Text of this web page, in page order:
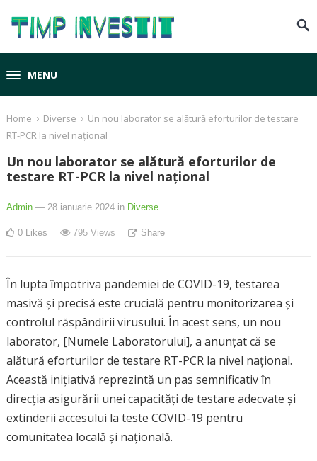
MENU
Home › Diverse › Un nou laborator se alătură eforturilor de testare
RT-PCR la nivel național
Un nou laborator se alătură eforturilor de
testare RT-PCR la nivel național
Admin — 28 ianuarie 2024 in Diverse
0 Likes 795Views Share
În lupta împotriva pandemiei de COVID-19, testarea
masivă și precisă este crucială pentru monitorizarea și
controlul răspândirii virusului. În acest sens, un nou
laborator, [Numele Laboratorului], a anunțat că se
alătură eforturilor de testare RT-PCR la nivel național.
Această inițiativă reprezintă un pas semnificativ în
direcția asigurării unei capacități de testare adecvate și
extinderii accesului la teste COVID-19 pentru
comunitatea locală și națională.